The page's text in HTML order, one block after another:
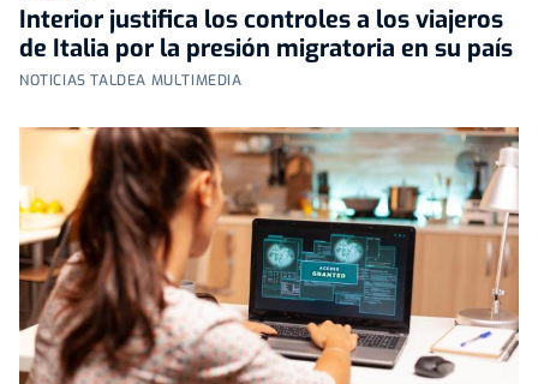
Interior justifica los controles a los viajeros
de Italia por la presión migratoria en su país
NOTICIAS TALDEA MULTIMEDIA